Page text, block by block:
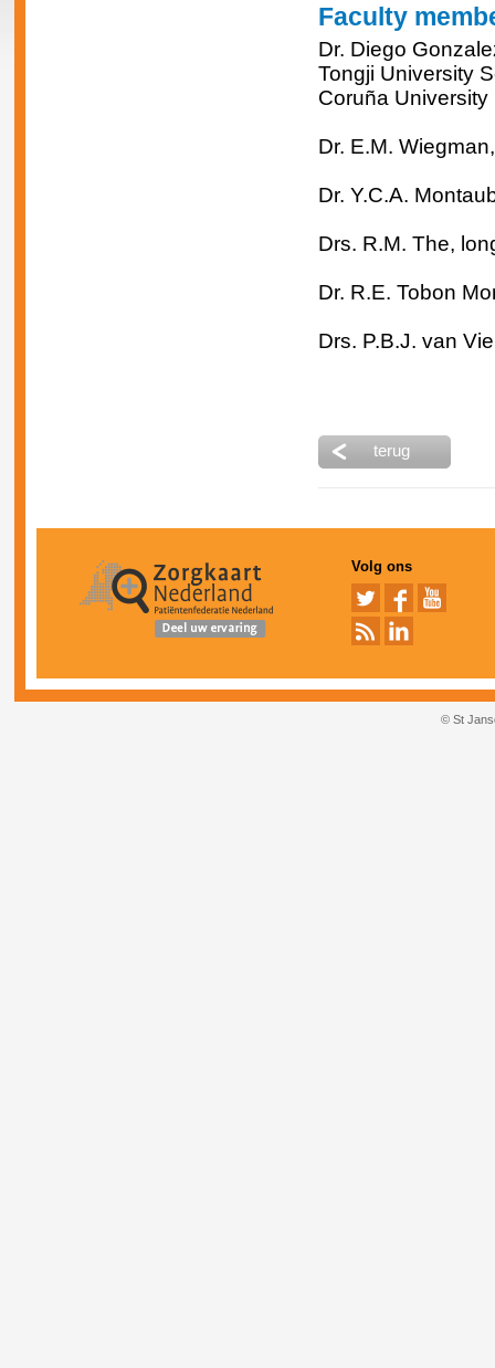
Faculty
Dr. Diego
Tongji University
Coruña
Dr. E.M.
Dr. Y.C.A.
Drs. R.M. The,
Dr. R.E. Tobon
Drs. P.B.J. van
terug
Volg ons
© St